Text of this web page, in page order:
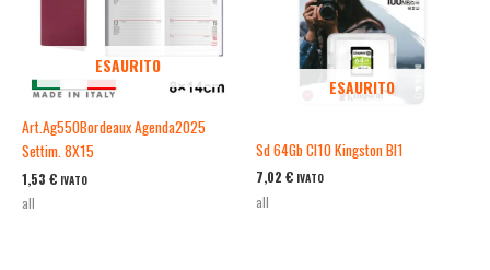
ESAURITO
Art.Ag550Bordeaux Agenda2025
Settim. 8X15
1,53 € IVATO
all
ESAURITO
Sd 64Gb Cl10 Kingston Bl1
7,02 € IVATO
all